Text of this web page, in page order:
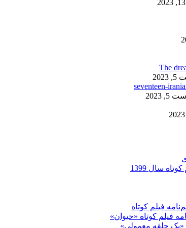
5, 2023
سال 1399
فیلم کوتاه
فیلم کوتاه «حیوان»
«یک حلقه معمولی»